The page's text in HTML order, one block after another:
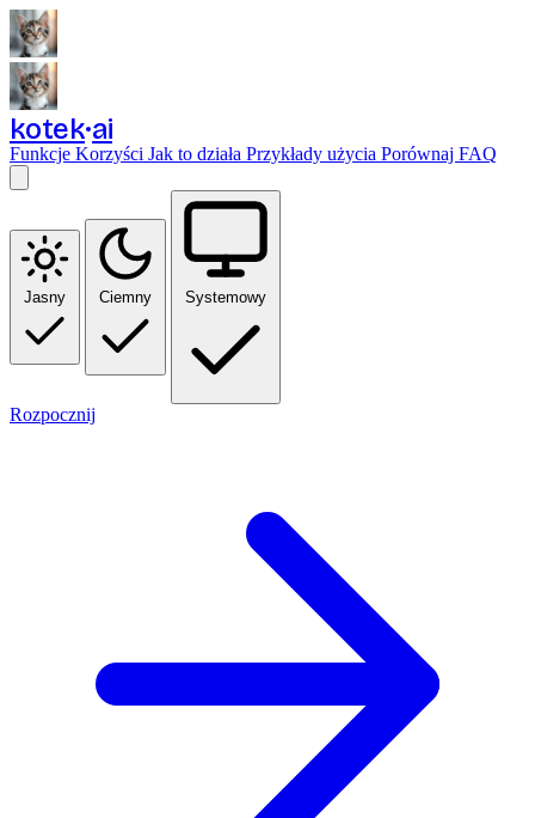
kotek ai
Funkcje Korzyści Jak to działa Przykłady użycia Porównaj FAQ
Jasny Ciemny Systemowy
Rozpocznij